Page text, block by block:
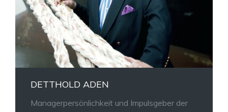
DETTHOLD ADEN
Managerpersönlichkeit und Impulsgeber der